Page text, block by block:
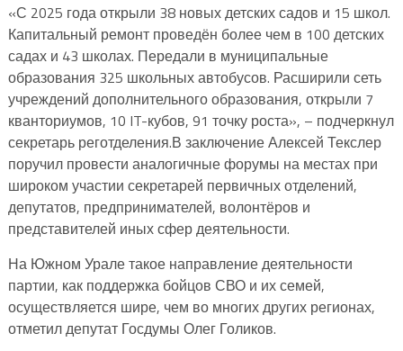
«С 2025 года открыли 38 новых детских садов и 15 школ.
Капитальный ремонт проведён более чем в 100 детских
садах и 43 школах. Передали в муниципальные
образования 325 школьных автобусов. Расширили сеть
учреждений дополнительного образования, открыли 7
кванториумов, 10 IT-кубов, 91 точку роста», – подчеркнул
секретарь реготделения.В заключение Алексей Текслер
поручил провести аналогичные форумы на местах при
широком участии секретарей первичных отделений,
депутатов, предпринимателей, волонтёров и
представителей иных сфер деятельности.
На Южном Урале такое направление деятельности
партии, как поддержка бойцов СВО и их семей,
осуществляется шире, чем во многих других регионах,
отметил депутат Госдумы Олег Голиков.